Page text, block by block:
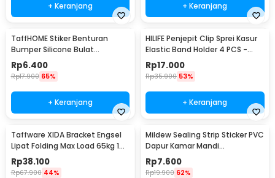
+ Keranjang + Keranjang
TaffHOME Stiker Benturan
Bumper Silicone Bulat
Hemispherical 100 PCS - FZL10
Rp6.400
Rp17.900 65%
+ Keranjang
HILIFE Penjepit Clip Sprei Kasur
Elastic Band Holder 4 PCS -
200TC
Rp17.000
Rp35.900 53%
+ Keranjang
Taffware XIDA Bracket Engsel
Lipat Folding Max Load 65kg 14
Inch 2 PCS - JM007
Rp38.100
Rp67.900 44%
Mildew Sealing Strip Sticker PVC
Dapur Kamar Mandi
3.7cmx3.2M
Rp7.600
Rp19.900 62%